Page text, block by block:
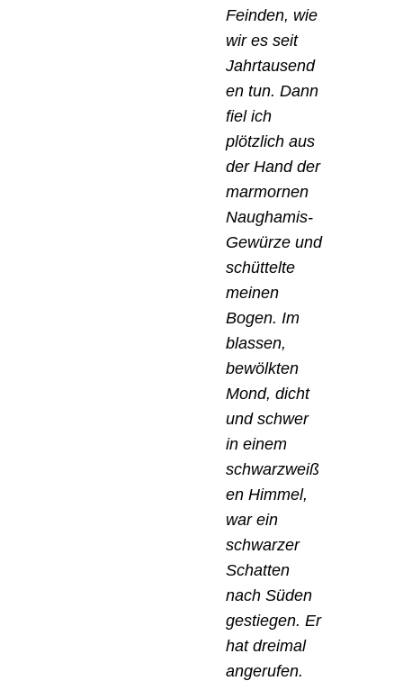
Feinden, wie
wir es seit
Jahrtausend
en tun. Dann
fiel ich
plötzlich aus
der Hand der
marmornen
Naughamis-
Gewürze und
schüttelte
meinen
Bogen. Im
blassen,
bewölkten
Mond, dicht
und schwer
in einem
schwarzweiß
en Himmel,
war ein
schwarzer
Schatten
nach Süden
gestiegen. Er
hat dreimal
angerufen.